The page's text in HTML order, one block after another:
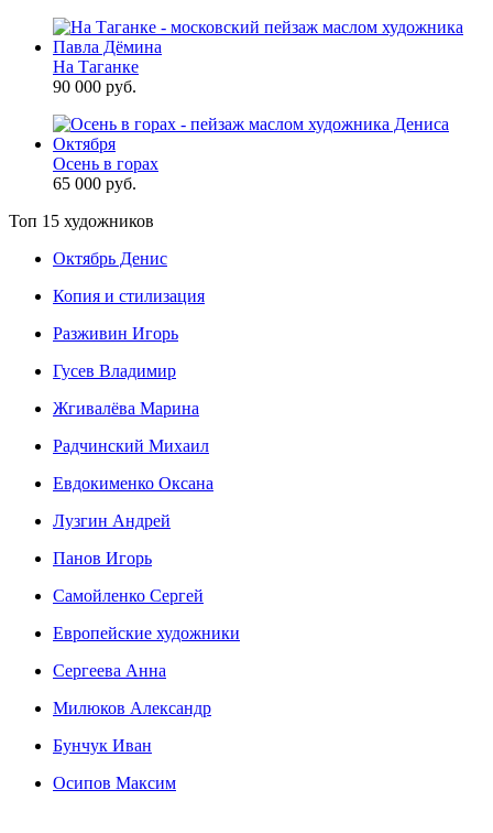
На Таганке
90 000 руб.
Осень в горах
65 000 руб.
Топ 15 художников
Октябрь Денис
Копия и стилизация
Разживин Игорь
Гусев Владимир
Жгивалёва Марина
Радчинский Михаил
Евдокименко Оксана
Лузгин Андрей
Панов Игорь
Сaмoйленко Сергей
Европейские художники
Сергеева Анна
Милюков Александр
Бунчук Иван
Осипoв Максим